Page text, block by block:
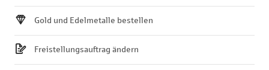
Gold und Edelmetalle bestellen
Freistellungsauftrag ändern